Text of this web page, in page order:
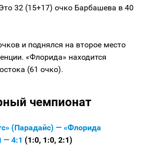
32 (15+17) очко Барбашева в 40
и поднялся на второе место
«Флорида» находится
(61 очко).
чемпионат
(Парадайс) — «Флорида
— 4:1 (1:0, 1:0, 2:1)